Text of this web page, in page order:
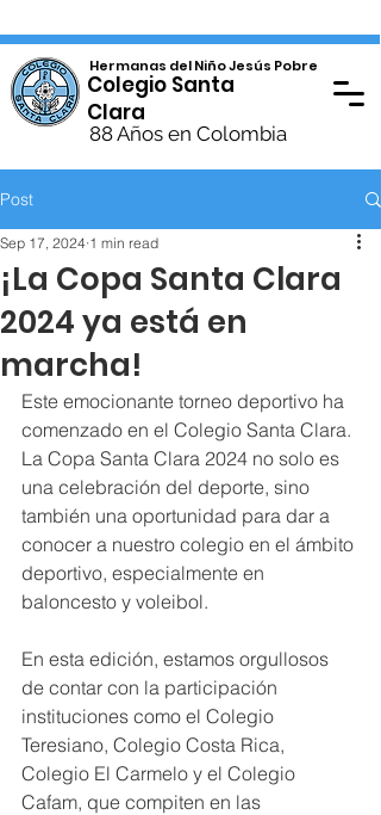
Hermanas del Niño Jesús Pobre
Colegio Santa
Clara
88 Años en Colombia
Post
¡La Copa Santa Clara
2024 ya está en
marcha!
Sep 17, 2024 1 min read
Este emocionante torneo deportivo ha
comenzado en el Colegio Santa Clara.
La Copa Santa Clara 2024 no solo es
una celebración del deporte, sino
también una oportunidad para dar a
conocer a nuestro colegio en el ámbito
deportivo, especialmente en
baloncesto y voleibol.
En esta edición, estamos orgullosos
de contar con la participación
instituciones como el Colegio
Teresiano, Colegio Costa Rica,
Colegio El Carmelo y el Colegio
Cafam, que compiten en las